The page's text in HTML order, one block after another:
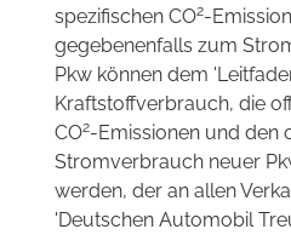
spezifischen CO2-
gegebenenfalls zum
Pkw können dem
Kraftstoffverbrauch, die
CO2-Emissionen und den
Stromverbrauch neuer
werden, der an allen
'Deutschen Automobil